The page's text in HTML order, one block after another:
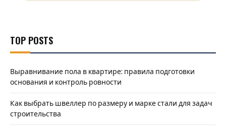
TOP POSTS
Выравнивание пола в квартире: правила подготовки
основания и контроль ровности
Как выбрать швеллер по размеру и марке стали для задач
строительства